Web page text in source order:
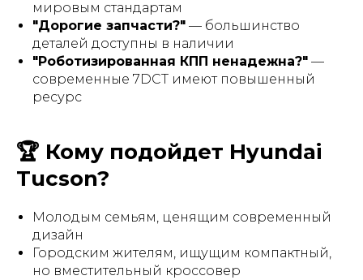
мировым стандартам
"Дорогие запчасти?" — большинство
деталей доступны в наличии
"Роботизированная КПП ненадежна?" —
современные 7DCT имеют повышенный
ресурс
🏆 Кому подойдет Hyundai
Tucson?
Молодым семьям, ценящим современный
дизайн
Городским жителям, ищущим компактный,
но вместительный кроссовер